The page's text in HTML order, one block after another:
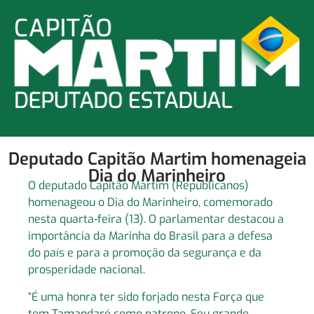
Deputado Capitão Martim homenageia
Dia do Marinheiro
O deputado Capitão Martim (Republicanos)
homenageou o Dia do Marinheiro, comemorado
nesta quarta-feira (13). O parlamentar destacou a
importância da Marinha do Brasil para a defesa
do país e para a promoção da segurança e da
prosperidade nacional.
“É uma honra ter sido forjado nesta Força que